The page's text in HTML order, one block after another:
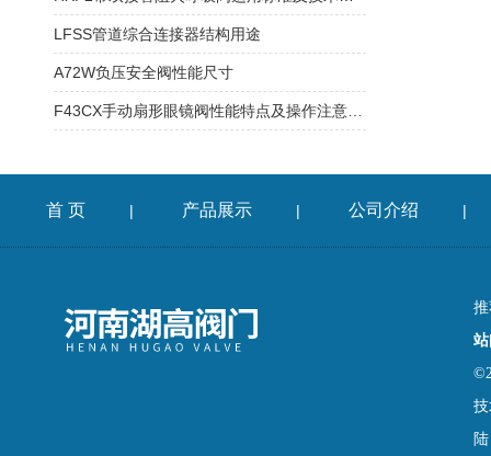
LFSS管道综合连接器结构用途
A72W负压安全阀性能尺寸
首 页 | 产品展示 | 公司介绍 |
陆